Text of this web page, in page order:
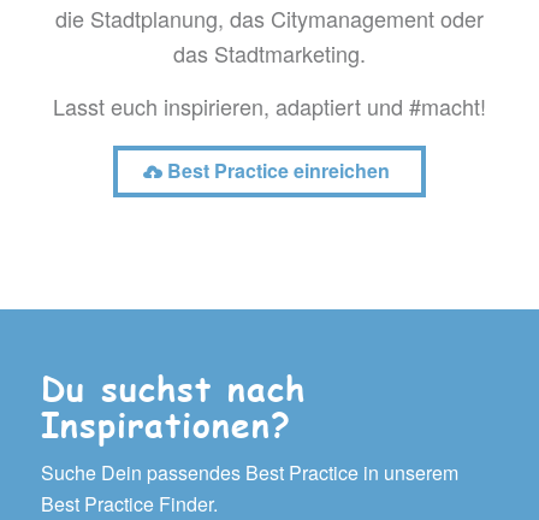
die Stadtplanung, das Citymanagement oder
das Stadtmarketing.
Lasst euch inspirieren, adaptiert und #macht!
Best Practice einreichen
Du suchst nach
Inspirationen?
Suche Dein passendes Best Practice in unserem
Best Practice Finder.